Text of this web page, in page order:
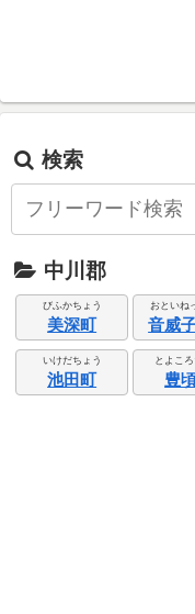
検索
中川郡
びふかちょう
美深町
おといね
音威
いけだちょう
池田町
とよころ
豊